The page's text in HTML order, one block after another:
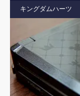
キングダムハーツ